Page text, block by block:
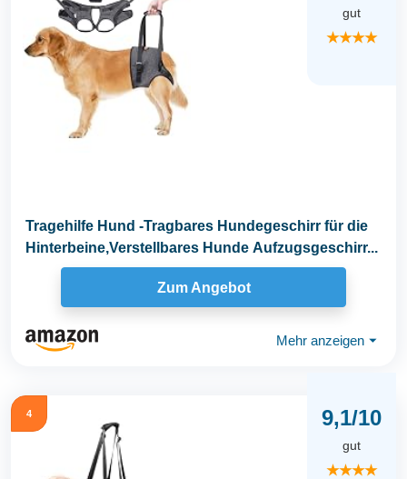
gut
★★★★
Tragehilfe Hund -Tragbares Hundegeschirr für die
Hinterbeine,Verstellbares Hunde Aufzugsgeschirr...
Zum Angebot
Mehr anzeigen ⏷
4 9,1/10
gut
★★★★